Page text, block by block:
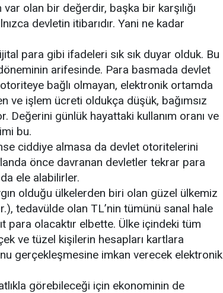
olan bir değerdir, başka bir karşılığı
devletin itibarıdır. Yani ne kadar
para gibi ifadeleri sık sık duyar olduk. Bu
arifesinde. Para basmada devlet
bağlı olmayan, elektronik ortamda
ve işlem ücreti oldukça düşük, bağımsız
Değerini günlük hayattaki kullanım oranı ve
bu.
ciddiye almasa da devlet otoritelerini
önce davranan devletler tekrar para
ele alabilirler.
olduğu ülkelerden biri olan güzel ülkemiz
tedavülde olan TL’nin tümünü sanal hale
para olacaktır elbette. Ülke içindeki tüm
ve tüzel kişilerin hesapları kartlara
gerçekleşmesine imkan verecek elektronik
görebileceği için ekonominin de